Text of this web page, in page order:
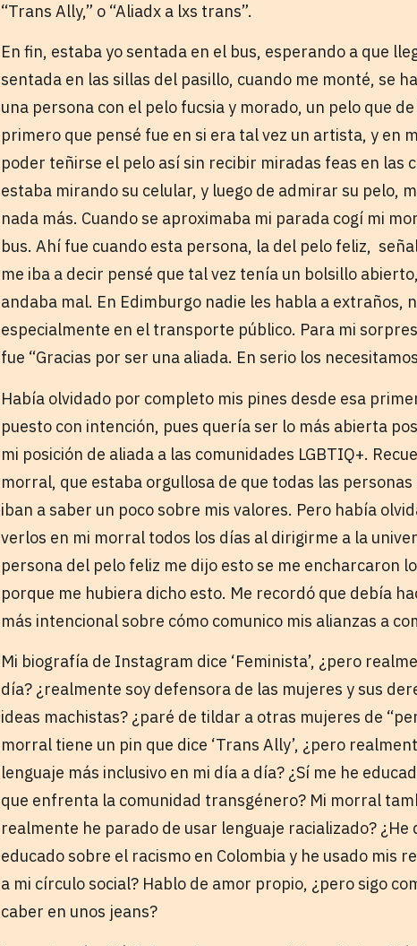
“Trans Ally,” o “Aliadx a lxs trans”.
En fin, estaba yo sentada en el bus, esperando a que
sentada en las sillas del pasillo, cuando me monté, se
una persona con el pelo fucsia y morado, un pelo que
primero que pensé fue en si era tal vez un artista, y en
poder teñirse el pelo así sin recibir miradas feas en las
estaba mirando su celular, y luego de admirar su pelo,
nada más. Cuando se aproximaba mi parada cogí mi
bus. Ahí fue cuando esta persona, la del pelo feliz,
me iba a decir pensé que tal vez tenía un bolsillo
andaba mal. En Edimburgo nadie les habla a extraños,
especialmente en el transporte público. Para mi
fue “Gracias por ser una aliada. En serio los
Había olvidado por completo mis pines desde esa
puesto con intención, pues quería ser lo más abierta
mi posición de aliada a las comunidades LGBTIQ+.
morral, que estaba orgullosa de que todas las
iban a saber un poco sobre mis valores. Pero había
verlos en mi morral todos los días al dirigirme a la
persona del pelo feliz me dijo esto se me encharcaron
porque me hubiera dicho esto. Me recordó que debía
más intencional sobre cómo comunico mis alianzas a
Mi biografía de Instagram dice ‘Feminista’, ¿pero
día? ¿realmente soy defensora de las mujeres y sus
ideas machistas? ¿paré de tildar a otras mujeres de
morral tiene un pin que dice ‘Trans Ally’, ¿pero
lenguaje más inclusivo en mi día a día? ¿Sí me he
que enfrenta la comunidad transgénero? Mi morral
realmente he parado de usar lenguaje racializado?
educado sobre el racismo en Colombia y he usado mis
a mi círculo social? Hablo de amor propio, ¿pero sigo
caber en unos jeans?